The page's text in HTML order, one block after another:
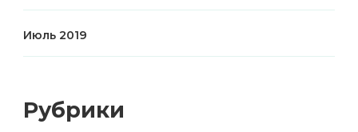
Июль 2019
Рубрики